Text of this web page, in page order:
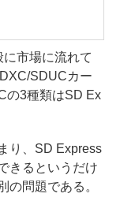
市場に流れて
SDUCカー
の3種類はSD Ex
り、SD Express
きるというだけ
の問題である。